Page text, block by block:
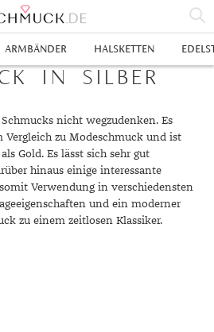
ARMBÄNDER HALSKETTEN
IN SILBER
nicht wegzudenken. Es
zu Modeschmuck und ist
Gold. Es lässt sich sehr gut
hinaus einige interessante
Verwendung in verschiedensten
und ein moderner
zu einem zeitlosen Klassiker.